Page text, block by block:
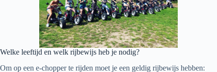
Welke leeftijd en welk rijbewijs heb je nodig?
Om op een e-chopper te rijden moet je een geldig rijbewijs hebben: